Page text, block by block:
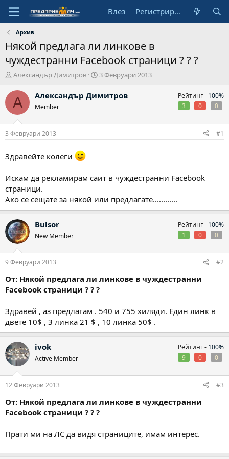
Влез Регистрирай се
Архив
Някой предлага ли линкове в
чуждестранни Facebook страници ? ? ?
А
т
о
Александър Димитров
Н
ч
д
3 Февруари 2013
А Александър Димитров
Member
Рейтинг - 100%
3
0 0
3 Февруари 2013 #1
Здравейте колеги
Искам да рекламирам саит в чуждестранни Facebook
страници.
Ако се сещате за някой или предлагате............
Bulsor
New Member
Рейтинг - 100%
1
0 0
9 Февруари 2013 #2
От: Някой предлага ли линкове в чуждестранни
Facebook страници ? ? ?
Здравей , аз предлагам . 540 и 755 хиляди. Един линк в
двете 10$ , 3 линка 21 $ , 10 линка 50$ .
ivok
Active Member
Рейтинг - 100%
9
0 0
12 Февруари 2013 #3
От: Някой предлага ли линкове в чуждестранни
Facebook страници ? ? ?
Прати ми на ЛС да видя страниците, имам интерес.